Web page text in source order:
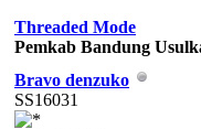
Threaded Mode
Pemkab Bandung
Bravo denzuko
SS16031